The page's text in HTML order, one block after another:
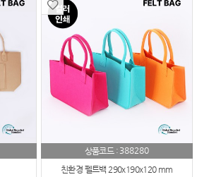
상품코드 : 388280
친환경 펠트백 290x190x120 mm